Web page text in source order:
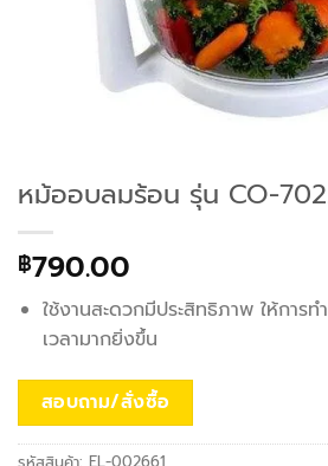
หม้ออบลมร้อน รุ่น CO-
฿790.00
ใช้งานสะดวกมีประสิทธิภาพ ให้การท
เวลามากยิ่งขึ้น
สอบถาม/สั่งซื้อ